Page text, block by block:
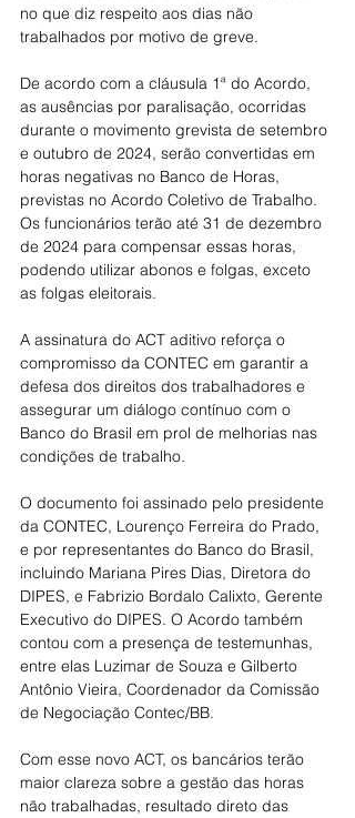
no que diz respeito aos dias não
trabalhados por motivo de greve.
De acordo com a cláusula 1ª do Acordo,
as ausências por paralisação, ocorridas
durante o movimento grevista de setembro
e outubro de 2024, serão convertidas em
horas negativas no Banco de Horas,
previstas no Acordo Coletivo de Trabalho.
Os funcionários terão até 31 de dezembro
de 2024 para compensar essas horas,
podendo utilizar abonos e folgas, exceto
as folgas eleitorais.
A assinatura do ACT aditivo reforça o
compromisso da CONTEC em garantir a
defesa dos direitos dos trabalhadores e
assegurar um diálogo contínuo com o
Banco do Brasil em prol de melhorias nas
condições de trabalho.
O documento foi assinado pelo presidente
da CONTEC, Lourenço Ferreira do Prado,
e por representantes do Banco do Brasil,
incluindo Mariana Pires Dias, Diretora do
DIPES, e Fabrizio Bordalo Calixto, Gerente
Executivo do DIPES. O Acordo também
contou com a presença de testemunhas,
entre elas Luzimar de Souza e Gilberto
Antônio Vieira, Coordenador da Comissão
de Negociação Contec/BB.
Com esse novo ACT, os bancários terão
maior clareza sobre a gestão das horas
não trabalhadas, resultado direto das